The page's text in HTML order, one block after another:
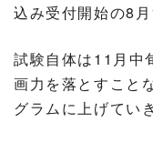
込み受付開始の8
試験自体は11月中
画力を落とすこと
グラムに上げてい